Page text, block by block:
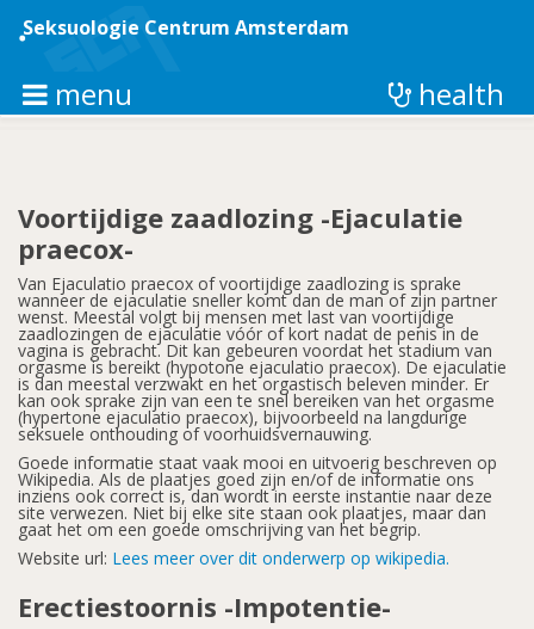
naar
gaan
Seksuologie Centrum Amsterdam
menu health
Voortijdige zaadlozing -Ejaculatie
praecox-
Van Ejaculatio praecox of voortijdige zaadlozing is sprake
wanneer de ejaculatie sneller komt dan de man of zijn partner
wenst. Meestal volgt bij mensen met last van voortijdige
zaadlozingen de ejaculatie vóór of kort nadat de penis in de
vagina is gebracht. Dit kan gebeuren voordat het stadium van
orgasme is bereikt (hypotone ejaculatio praecox). De ejaculatie
is dan meestal verzwakt en het orgastisch beleven minder. Er
kan ook sprake zijn van een te snel bereiken van het orgasme
(hypertone ejaculatio praecox), bijvoorbeeld na langdurige
seksuele onthouding of voorhuidsvernauwing.
Goede informatie staat vaak mooi en uitvoerig beschreven op
Wikipedia. Als de plaatjes goed zijn en/of de informatie ons
inziens ook correct is, dan wordt in eerste instantie naar deze
site verwezen. Niet bij elke site staan ook plaatjes, maar dan
gaat het om een goede omschrijving van het begrip.
Website url: Lees meer over dit onderwerp op wikipedia.
Erectiestoornis -Impotentie-